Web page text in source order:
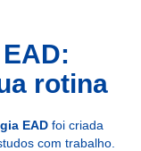
rotina
EAD foi criada
com trabalho.